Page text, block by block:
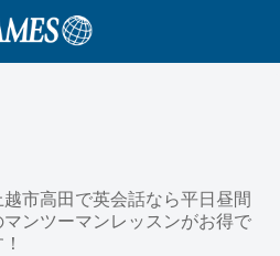
市高田で英会話なら平日昼間
マンツーマンレッスンがお得で